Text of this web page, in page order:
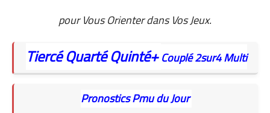
pour Vous Orienter dans Vos Jeux.
TiercéQuartéQuinté+Couplé2sur4Multi
Pronostics Pmu du Jour